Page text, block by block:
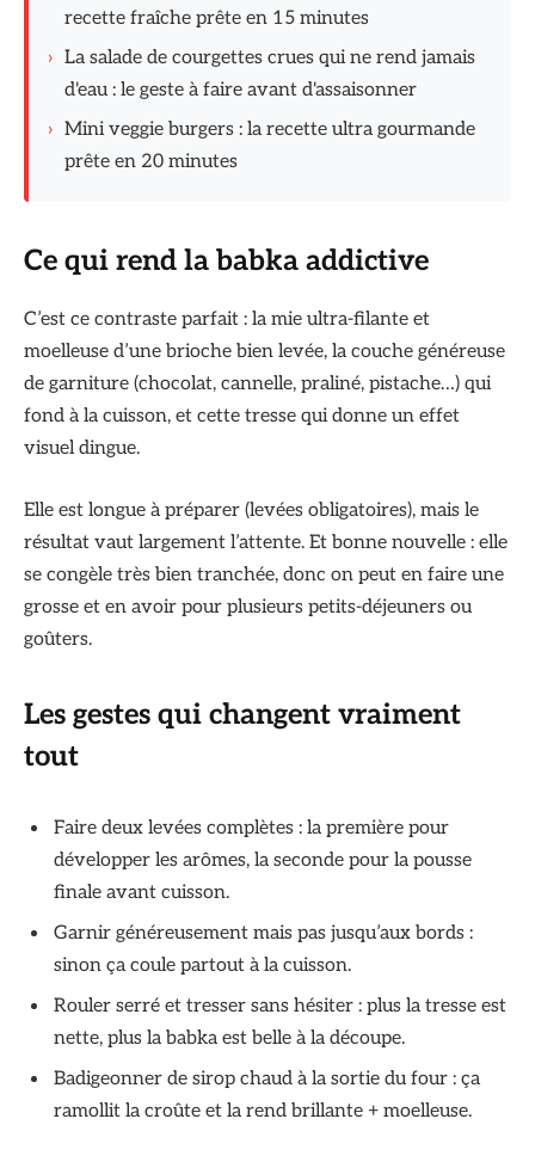
recette fraîche prête en 15 minutes
› La salade de courgettes crues qui ne rend jamais
d'eau : le geste à faire avant d'assaisonner
› Mini veggie burgers : la recette ultra gourmande
prête en 20 minutes
Ce qui rend la babka addictive
C’est ce contraste parfait : la mie ultra-filante et
moelleuse d’une brioche bien levée, la couche généreuse
de garniture (chocolat, cannelle, praliné, pistache…) qui
fond à la cuisson, et cette tresse qui donne un effet
visuel dingue.
Elle est longue à préparer (levées obligatoires), mais le
résultat vaut largement l’attente. Et bonne nouvelle : elle
se congèle très bien tranchée, donc on peut en faire une
grosse et en avoir pour plusieurs petits-déjeuners ou
goûters.
Les gestes qui changent vraiment
tout
Faire deux levées complètes : la première pour
développer les arômes, la seconde pour la pousse
finale avant cuisson.
Garnir généreusement mais pas jusqu’aux bords :
sinon ça coule partout à la cuisson.
Rouler serré et tresser sans hésiter : plus la tresse est
nette, plus la babka est belle à la découpe.
Badigeonner de sirop chaud à la sortie du four : ça
ramollit la croûte et la rend brillante + moelleuse.